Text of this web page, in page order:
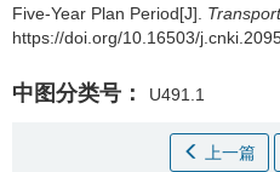
Five-Year Plan Period[J].
https://doi.org/10.16503/
中图分类号： U491.1
上一篇